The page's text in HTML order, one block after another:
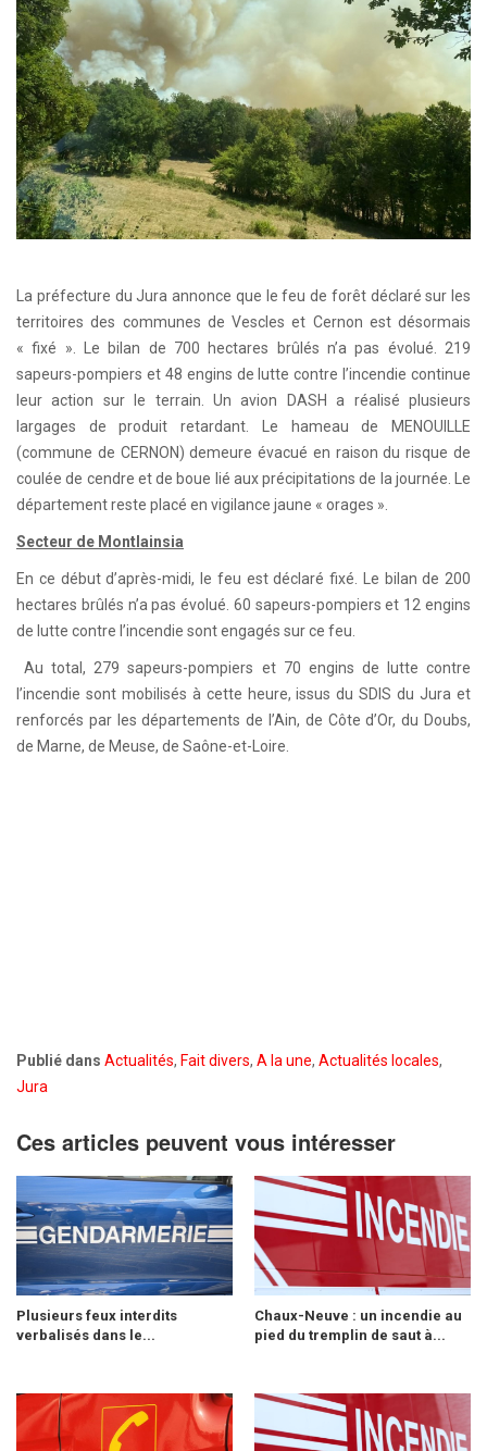
La préfecture du Jura annonce que le feu de forêt déclaré sur les
territoires des communes de Vescles et Cernon est désormais
« fixé ». Le bilan de 700 hectares brûlés n’a pas évolué. 219
sapeurs-pompiers et 48 engins de lutte contre l’incendie continue
leur action sur le terrain. Un avion DASH a réalisé plusieurs
largages de produit retardant. Le hameau de MENOUILLE
(commune de CERNON) demeure évacué en raison du risque de
coulée de cendre et de boue lié aux précipitations de la journée. Le
département reste placé en vigilance jaune « orages ».
Secteur de Montlainsia
En ce début d’après-midi, le feu est déclaré fixé. Le bilan de 200
hectares brûlés n’a pas évolué. 60 sapeurs-pompiers et 12 engins
de lutte contre l’incendie sont engagés sur ce feu.
Au total, 279 sapeurs-pompiers et 70 engins de lutte contre
l’incendie sont mobilisés à cette heure, issus du SDIS du Jura et
renforcés par les départements de l’Ain, de Côte d’Or, du Doubs,
de Marne, de Meuse, de Saône-et-Loire.
Publié dans Actualités, Fait divers, A la une, Actualités locales,
Jura
Ces articles peuvent vous intéresser
Plusieurs feux interdits
verbalisés dans le...
Chaux-Neuve : un incendie au
pied du tremplin de saut à...